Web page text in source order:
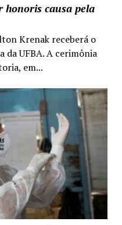
causa pela
Krenak receberá o
UFBA. A cerimônia
em...